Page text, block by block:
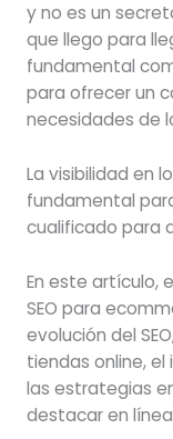
y no es un
que llego para
fundamental
para ofrecer un
necesidades de
La visibilidad en
fundamental
cualificado para
En este artículo,
SEO para
evolución del
tiendas online,
las estrategias
destacar en línea